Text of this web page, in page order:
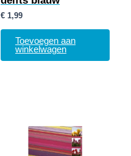
€ 1,99
Toevoegen aan
winkelwagen